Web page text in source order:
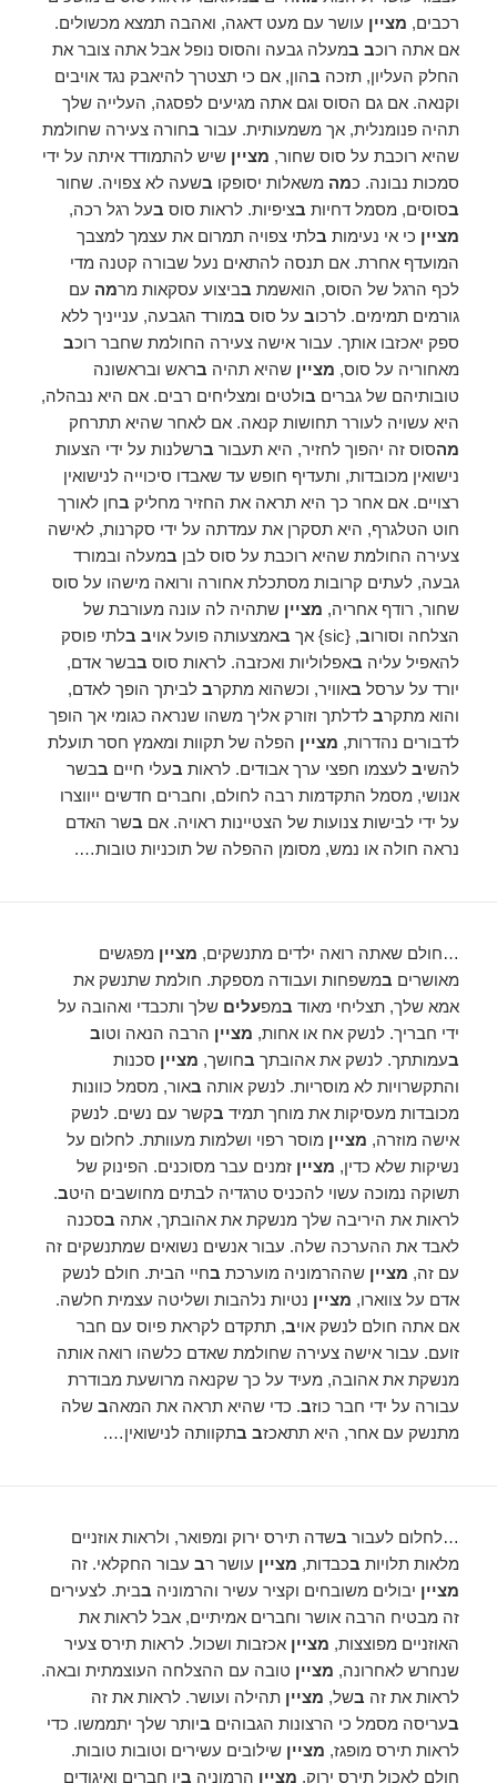
רכבים, מציין עושר עם מעט דאגה, ואהבה תמצא מכשולים.
אם אתה רוכב במעלה גבעה והסוס נופל אבל אתה צובר את
החלק העליון, תזכה בהון, אם כי תצטרך להיאבק נגד אויבים
וקנאה. אם גם הסוס וגם אתה מגיעים לפסגה, העלייה שלך
תהיה פנומנלית, אך משמעותית. עבור בחורה צעירה שחולמת
שהיא רוכבת על סוס שחור, מציין שיש להתמודד איתה על ידי
סמכות נבונה. כמה משאלות יסופקו בשעה לא צפויה. שחור
בסוסים, מסמל דחיות בציפיות. לראות סוס בעל רגל רכה,
מציין כי אי נעימות בלתי צפויה תמרום את עצמך למצבך
המועדף אחרת. אם תנסה להתאים נעל שבורה קטנה מדי
לכף הרגל של הסוס, הואשמת בביצוע עסקאות מרמה עם
גורמים תמימים. לרכוב על סוס במורד הגבעה, ענייניך ללא
ספק יאכזבו אותך. עבור אישה צעירה החולמת שחבר רוכב
מאחוריה על סוס, מציין שהיא תהיה בראש ובראשונה
טובותיהם של גברים בולטים ומצליחים רבים. אם היא נבהלה,
היא עשויה לעורר תחושות קנאה. אם לאחר שהיא תתרחק
מהסוס זה יהפוך לחזיר, היא תעבור ברשלנות על ידי הצעות
נישואין מכובדות, ותעדיף חופש עד שאבדו סיכוייה לנישואין
רצויים. אם אחר כך היא תראה את החזיר מחליק בחן לאורך
חוט הטלגרף, היא תסקרן את עמדתה על ידי סקרנות, לאישה
צעירה החולמת שהיא רוכבת על סוס לבן במעלה ובמורד
גבעה, לעתים קרובות מסתכלת אחורה ורואה מישהו על סוס
שחור, רודף אחריה, מציין שתהיה לה עונה מעורבת של
הצלחה וסורוב, {sic} אך באמצעותה פועל אויב בלתי פוסק
להאפיל עליה באפלוליות ואכזבה. לראות סוס בבשר אדם,
יורד על ערסל באוויר, וכשהוא מתקרב לביתך הופך לאדם,
והוא מתקרב לדלתך וזורק אליך משהו שנראה כגומי אך הופך
לדבורים נהדרות, מציין הפלה של תקוות ומאמץ חסר תועלת
להשיב לעצמו חפצי ערך אבודים. לראות בעלי חיים בבשר
אנושי, מסמל התקדמות רבה לחולם, וחברים חדשים ייווצרו
על ידי לבישות צנועות של הצטיינות ראויה. אם בשר האדם
נראה חולה או נמש, מסומן ההפלה של תוכניות טובות….
…חולם שאתה רואה ילדים מתנשקים, מציין מפגשים
מאושרים במשפחות ועבודה מספקת. חולמת שתנשק את
אמא שלך, תצליחי מאוד במפעלים שלך ותכבדי ואהובה על
ידי חבריך. לנשק אח או אחות, מציין הרבה הנאה וטוב
בעמותתך. לנשק את אהובתך בחושך, מציין סכנות
והתקשרויות לא מוסריות. לנשק אותה באור, מסמל כוונות
מכובדות מעסיקות את מוחך תמיד בקשר עם נשים. לנשק
אישה מוזרה, מציין מוסר רפוי ושלמות מעוותת. לחלום על
נשיקות שלא כדין, מציין זמנים עבר מסוכנים. הפינוק של
תשוקה נמוכה עשוי להכניס טרגדיה לבתים מחושבים היטב.
לראות את היריבה שלך מנשקת את אהובתך, אתה בסכנה
לאבד את ההערכה שלה. עבור אנשים נשואים שמתנשקים זה
עם זה, מציין שההרמוניה מוערכת בחיי הבית. חולם לנשק
אדם על צווארו, מציין נטיות נלהבות ושליטה עצמית חלשה.
אם אתה חולם לנשק אויב, תתקדם לקראת פיוס עם חבר
זועם. עבור אישה צעירה שחולמת שאדם כלשהו רואה אותה
מנשקת את אהובה, מעיד על כך שקנאה מרושעת מבודרת
עבורה על ידי חבר כוזב. כדי שהיא תראה את המאהב שלה
מתנשק עם אחר, היא תתאכזב בתקוותה לנישואין….
…לחלום לעבור בשדה תירס ירוק ומפואר, ולראות אוזניים
מלאות תלויות בכבדות, מציין עושר רב עבור החקלאי. זה
מציין יבולים משובחים וקציר עשיר והרמוניה בבית. לצעירים
זה מבטיח הרבה אושר וחברים אמיתיים, אבל לראות את
האוזניים מפוצצות, מציין אכזבות ושכול. לראות תירס צעיר
שנחרש לאחרונה, מציין טובה עם ההצלחה העוצמתית ובאה.
לראות את זה בשל, מציין תהילה ועושר. לראות את זה
בעריסה מסמל כי הרצונות הגבוהים ביותר שלך יתממשו. כדי
לראות תירס מופגז, מציין שילובים עשירים וטובות טובות.
חולם לאכול תירס ירוק, מציין הרמוניה בין חברים ואיגודים